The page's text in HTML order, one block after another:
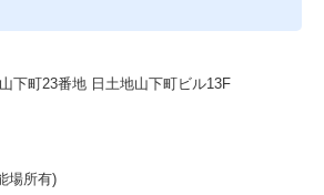
携わる技術者の情報収集、比較選定、調
支援します。
、カタログ・動画・記事など様々な形式
技術との出会いを提供します。
TV（アペルザTV）」
ンドやノウハウなど、ものづくりや研究
に立つ動画コンテンツをいつでも無料で
下町23番地 日土地山下町ビル13F
場所有)